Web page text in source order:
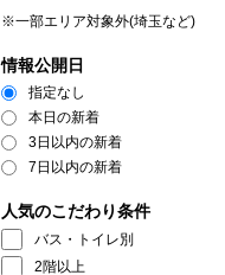
※一部エリア対象外(埼玉など)
情報公開日
指定なし
本日の新着
3日以内の新着
7日以内の新着
人気のこだわり条件
バス・トイレ別
2階以上